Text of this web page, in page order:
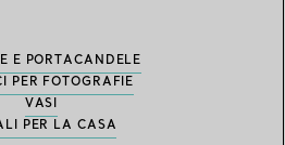
E PORTACANDELE
PER FOTOGRAFIE
VASI
PER LA CASA